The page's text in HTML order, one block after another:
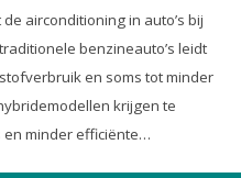
airconditioning in auto’s bij
benzineauto’s leidt
en soms tot minder
krijgen te
minder efficiënte